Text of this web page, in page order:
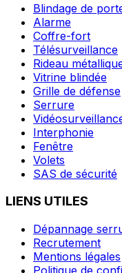
Blindage de
Alarme
Coffre-fort
Télésurveillance
Rideau
Vitrine blindée
Grille de défense
Serrure
Interphonie
Fenêtre
Volets
SAS de sécurité
LIENS UTILES
Dépannage
Recrutement
Mentions légales
Politique de